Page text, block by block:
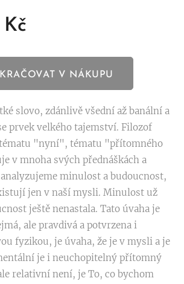
Kč
V NÁKUPU
slovo, zdánlivě všední až banální a
prvek velkého tajemství. Filozof
"nyní", tématu "přítomného
v mnoha svých přednáškách a
minulost a budoucnost,
jen v naší mysli. Minulost už
ještě nenastala. Tato úvaha je
ale pravdivá a potvrzena i
fyzikou, je úvaha, že je v mysli a je
je i neuchopitelný přítomný
relativní není, je To, co bychom